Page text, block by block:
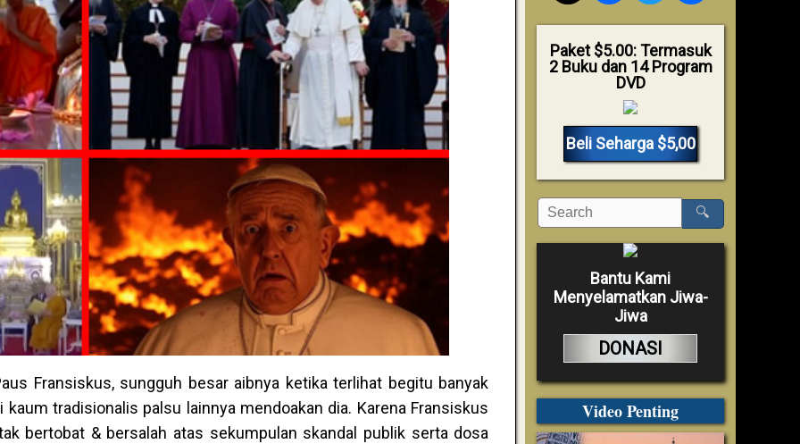
Fransiskus, sungguh besar aibnya ketika terlihat begitu banyak
tradisionalis palsu lainnya mendoakan dia. Karena Fransiskus
bertobat & bersalah atas sekumpulan skandal publik serta dosa
Paket $5.00: Termasuk
2 Buku dan 14 Program
DVD
Beli Seharga $5,00
🔍
Bantu Kami
Menyelamatkan Jiwa-
Jiwa
DONASI
Video Penting